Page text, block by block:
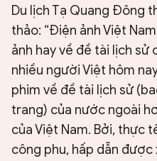
Du lịch Tạ Quang Đông
thảo: “Điện ảnh Việt
ảnh hay về đề tài lịch sử
nhiều người Việt hôm
phim về đề tài lịch sử
trang) của nước ngoài
của Việt Nam. Bởi, thực
công phu, hấp dẫn